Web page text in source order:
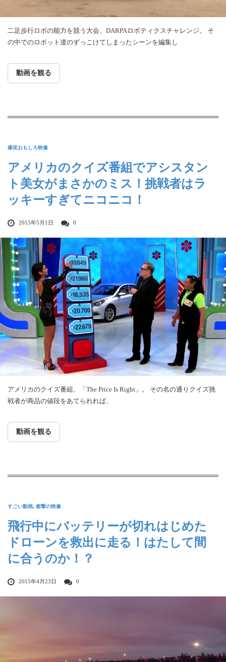
二足歩行ロボの能力を競う大会、DARPAロボティクスチャレンジ。 そ
の中でのロボット達のずっこけてしまったシーンを編集し
動画を観る
爆笑おもしろ映像
アメリカのクイズ番組でアシスタン
ト美女がまさかのミス！挑戦者はラ
ッキーすぎてニコニコ！
2015年5月1日 0
アメリカのクイズ番組、「The Price Is Right」。 その名の通りクイズ挑
戦者が商品の値段をあてられれば、
動画を観る
すごい動画, 衝撃の映像
飛行中にバッテリーが切れはじめた
ドローンを救出に走る！はたして間
に合うのか！？
2015年4月23日 0